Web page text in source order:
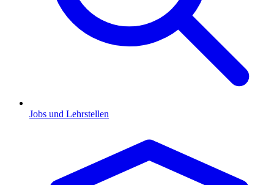
Jobs und Lehrstellen